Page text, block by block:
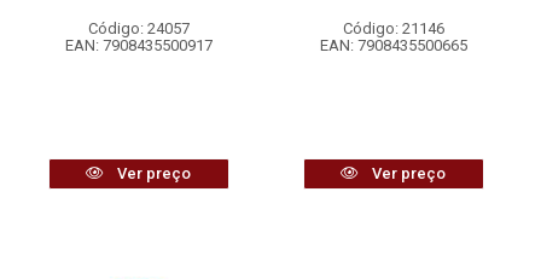
Código: 24057
EAN: 7908435500917
Ver preço
Código: 21146
EAN: 7908435500665
Ver preço